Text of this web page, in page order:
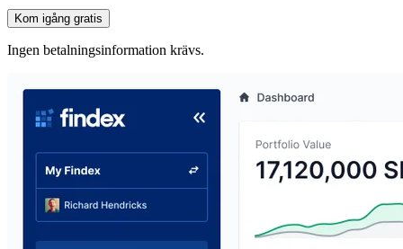
Kom igång gratis
Ingen betalningsinformation krävs.